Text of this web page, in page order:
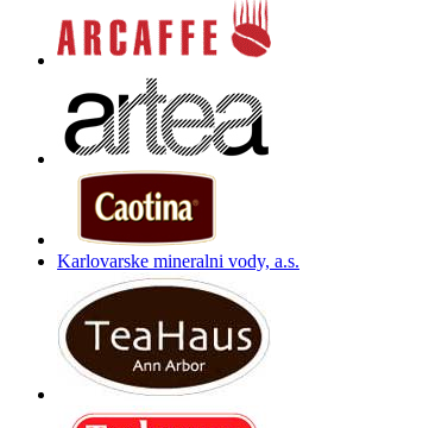
Karlovarske mineralni vody, a.s.